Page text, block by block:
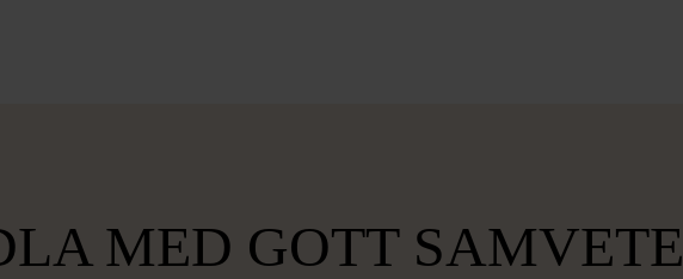
MED GOTT SAMVETE